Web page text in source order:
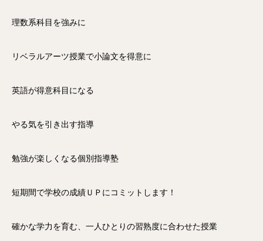
理数系科目を強みに
リベラルアーツ授業で小論文を得意に
英語が得意科目になる
やる気を引き出す指導
勉強が楽しくなる個別指導塾
短期間で学校の成績ＵＰにコミットします！
確かな学力を育む、一人ひとりの習熟度に合わせた授業